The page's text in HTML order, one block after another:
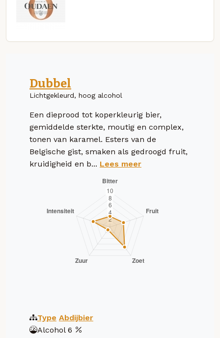
Dubbel
Lichtgekleurd, hoog alcohol
Een dieprood tot koperkleurig bier,
gemiddelde sterkte, moutig en complex,
tonen van karamel. Esters van de
Belgische gist, smaken als gedroogd fruit,
kruidigheid en b... Lees meer
Type Abdijbier
Alcohol 6